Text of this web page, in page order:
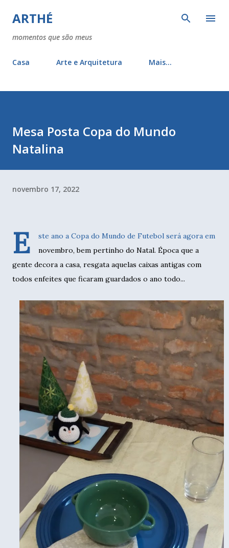
ARTHÉ
momentos que são meus
Casa Arte e Arquitetura Mais…
Mesa Posta Copa do Mundo
Natalina
novembro 17, 2022
E
ste ano a Copa do Mundo de Futebol será agora em
novembro, bem pertinho do Natal. Época que a
gente decora a casa, resgata aquelas caixas antigas com
todos enfeites que ficaram guardados o ano todo...